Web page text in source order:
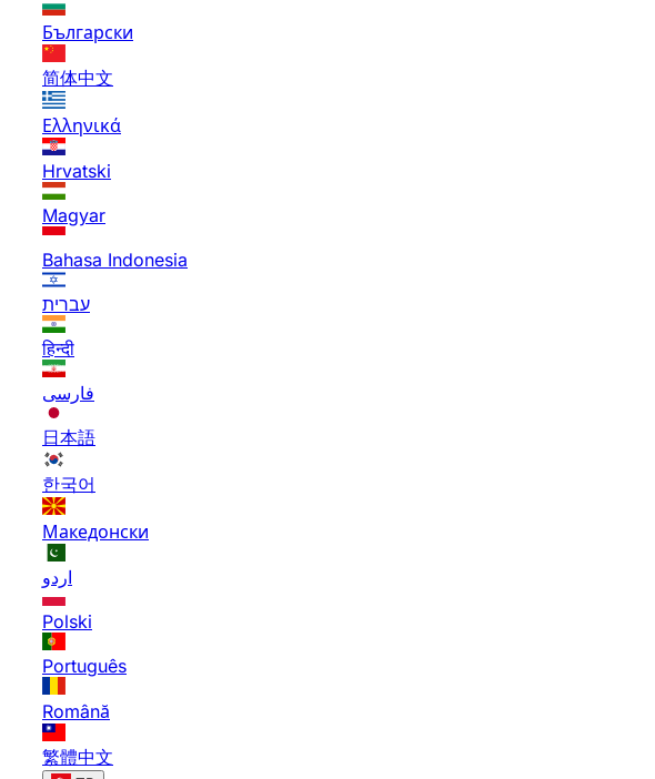
Български
简体中文
Ελληνικά
Hrvatski
Magyar
Bahasa Indonesia
עברית
हिन्दी
فارسی
日本語
한국어
Македонски
اردو
Polski
Português
Română
繁體中文